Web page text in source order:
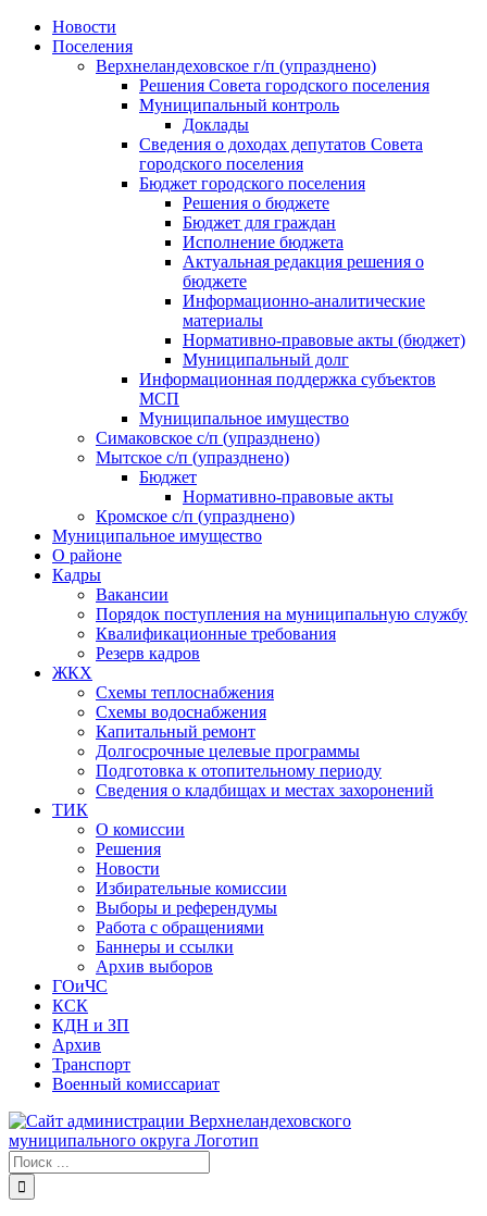
Skip
Новости
Поселения
Верхнеландеховское г/п (упразднено)
Решения Совета городского поселения
Муниципальный контроль
Доклады
Сведения о доходах депутатов Совета
городского поселения
Бюджет городского поселения
Решения о бюджете
Бюджет для граждан
Исполнение бюджета
Актуальная редакция решения о
бюджете
Информационно-аналитические
материалы
Нормативно-правовые акты (бюджет)
Муниципальный долг
Информационная поддержка субъектов
МСП
Муниципальное имущество
Симаковское с/п (упразднено)
Мытское с/п (упразднено)
Бюджет
Нормативно-правовые акты
Кромское с/п (упразднено)
Муниципальное имущество
О районе
Кадры
Вакансии
Порядок поступления на муниципальную службу
Квалификационные требования
Резерв кадров
ЖКХ
Схемы теплоснабжения
Схемы водоснабжения
Капитальный ремонт
Долгосрочные целевые программы
Подготовка к отопительному периоду
Сведения о кладбищах и местах захоронений
ТИК
О комиссии
Решения
Новости
Избирательные комиссии
Выборы и референдумы
Работа с обращениями
Баннеры и ссылки
Архив выборов
ГОиЧС
КСК
КДН и ЗП
Архив
Транспорт
Военный комиссариат
Результат
поиска: